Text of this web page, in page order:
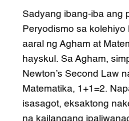
Sadyang ibang-iba ang
Peryodismo sa
aaral ng Agham at
hayskul. Sa Agham,
Newton’s Second Law
Matematika, 1+1=2.
isasagot, eksaktong
na kailangang